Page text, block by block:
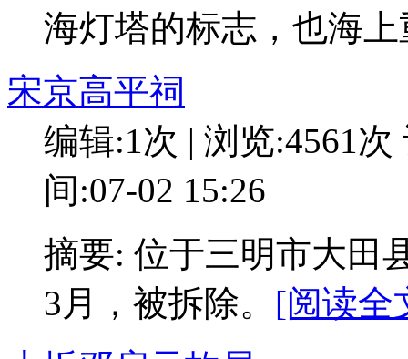
海灯塔的标志，也海
宋京高平祠
编辑:1次 | 浏览:4561次
间:07-02 15:26
摘要: 位于三明市大田
3月，被拆除。 [阅读全